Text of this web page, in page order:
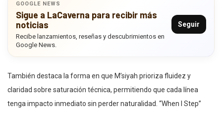
GOOGLE NEWS
Sigue a LaCaverna para recibir más
noticias
Recibe lanzamientos, reseñas y descubrimientos en
Google News.
Seguir
También destaca la forma en que M’siyah prioriza fluidez y
claridad sobre saturación técnica, permitiendo que cada línea
tenga impacto inmediato sin perder naturalidad. “When I Step”